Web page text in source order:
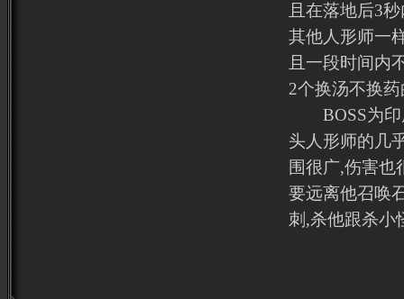
且在落地后3
其他人形师一
且一段时间内
2个换汤不换
BOSS为印
头人形师的几
围很广,伤害也
要远离他召唤
刺,杀他跟杀小